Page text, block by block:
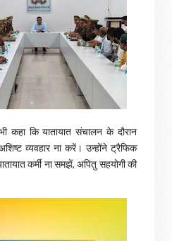
कहा कि यातायात संचालन के दौरान
व्यवहार ना करें। उन्होंने ट्रैफिक
कर्मी ना समझें, अपितु सहयोगी की